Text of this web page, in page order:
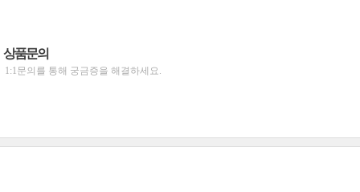
상품문의
1:1문의를 통해 궁금증을 해결하세요.